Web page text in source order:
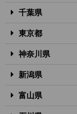
千葉県
東京都
神奈川県
新潟県
富山県